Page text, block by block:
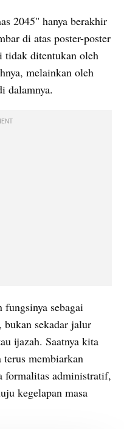
2045" hanya berakhir
di atas poster-poster
tidak ditentukan oleh
melainkan oleh
dalamnya.
sebagai
bukan sekadar jalur
ijazah. Saatnya kita
membiarkan
formalitas administratif,
kegelapan masa